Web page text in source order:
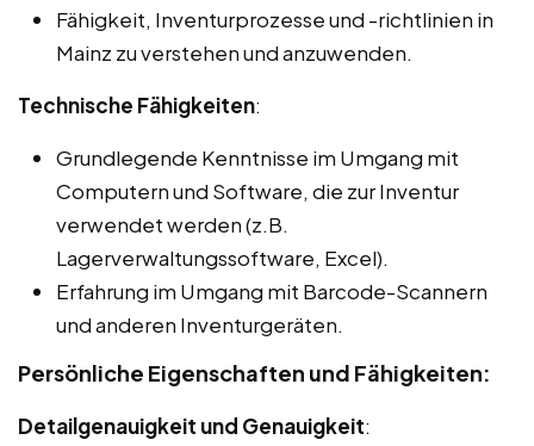
Fähigkeit, Inventurprozesse und -richtlinien in
Mainz zu verstehen und anzuwenden.
Technische Fähigkeiten:
Grundlegende Kenntnisse im Umgang mit
Computern und Software, die zur Inventur
verwendet werden (z.B.
Lagerverwaltungssoftware, Excel).
Erfahrung im Umgang mit Barcode-Scannern
und anderen Inventurgeräten.
Persönliche Eigenschaften und Fähigkeiten:
Detailgenauigkeit und Genauigkeit: